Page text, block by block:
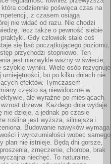
codziennie poświęca czas na
z czasem osiąga
nie widać od razu. Nie chodzi
lecz także o pewność siebie
Gdy człowiek stale coś
się bać początkującego poziomu,
przychodzi stopniowo. Ten
jest niezwykle ważny w świecie,
szybkie wyniki. Wiele osób rezygnuje
umiejętności, bo po kilku dniach nie
efektów. Tymczasem
często są niewidoczne w
ale wyraźne po miesiącach.
drzewa. Każdego dnia wydaje
nie dzieje, a jednak po czasie
roślina jest wyższa, silniejsza i
Budowanie nawyków wymaga
i wyrozumiałości wobec samego
plan nie istnieje. Będą dni gorsze,
zmęczenie, choroba, brak
niechęć. To naturalne.